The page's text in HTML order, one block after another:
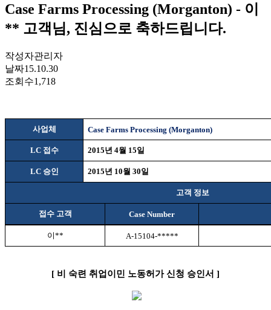
Case Farms Processing (Morganton) - 이
** 고객님, 진심으로 축하드립니다.
작성자관리자
날짜15.10.30
조회수1,718
사업체 Case Farms Processing (Morganton)
LC 접수 2015년4월 15일
LC 승인 2015년 10월 30일
고객 정보
접수 고객 Case Number
이** A-15104-*****
[ 비 숙련 취업이민 노동허가 신청 승인서 ]